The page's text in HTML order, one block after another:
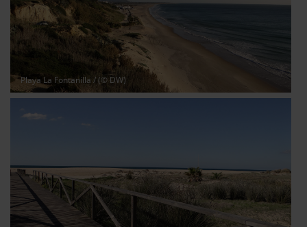
Playa La Fontanilla / (© DW)